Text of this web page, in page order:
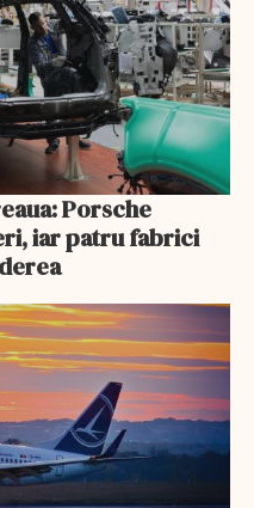
Porsche
iar patru fabrici